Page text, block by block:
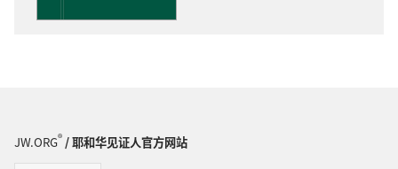
JW.ORG® / 耶和华见证人官方网站